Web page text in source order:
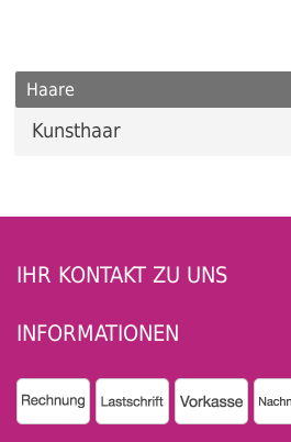
Haare
Kunsthaar
IHR KONTAKT ZU UNS
INFORMATIONEN